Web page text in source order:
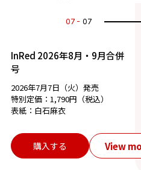
07 07
InRed 2026年8月・9月合併
号
2026年7月7日（火）発売
特別定価：1,790円（税込）
表紙：白石麻衣
購入する View